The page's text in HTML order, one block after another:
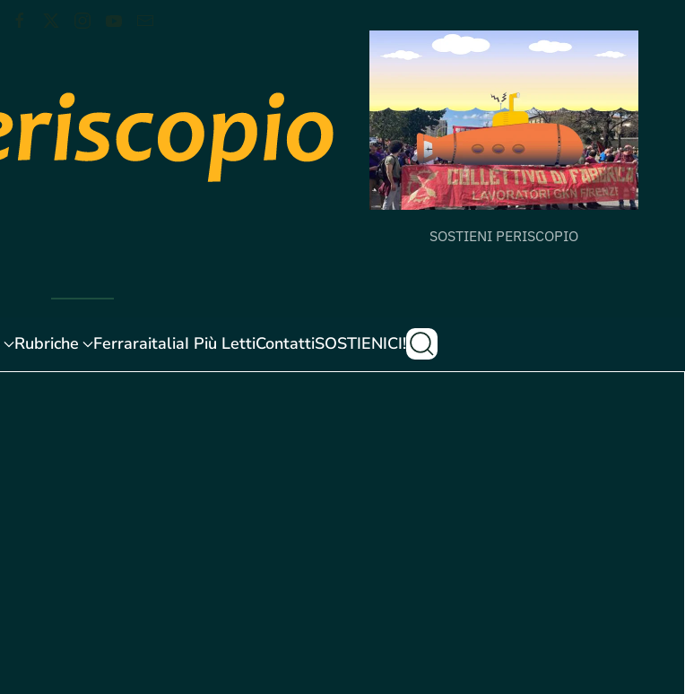
SOSTIENI PERISCOPIO
Rubriche FerraraitaliaI Più LettiContattiSOSTIENICI!